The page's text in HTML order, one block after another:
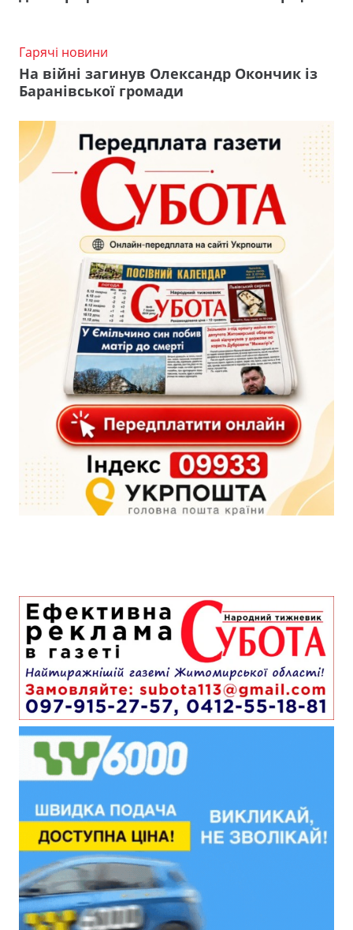
Гарячі новини
На війні загинув Олександр Окончик із
Баранівської громади